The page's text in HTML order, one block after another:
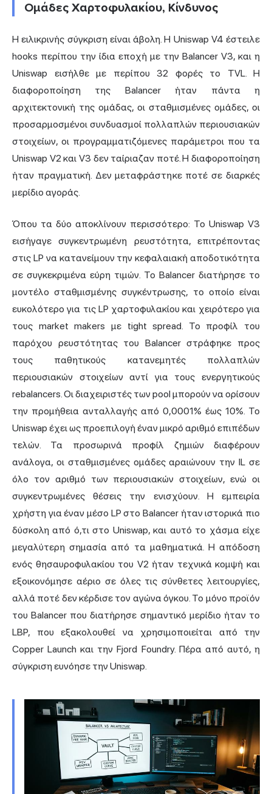
Ομάδες Χαρτοφυλακίου, Κίνδυνος
Η ειλικρινής σύγκριση είναι άβολη. Η Uniswap V4 έστειλε
hooks περίπου την ίδια εποχή με την Balancer V3, και η
Uniswap εισήλθε με περίπου 32 φορές το TVL. Η
διαφοροποίηση της Balancer ήταν πάντα η
αρχιτεκτονική της ομάδας, οι σταθμισμένες ομάδες, οι
προσαρμοσμένοι συνδυασμοί πολλαπλών περιουσιακών
στοιχείων, οι προγραμματιζόμενες παράμετροι που τα
Uniswap V2 και V3 δεν ταίριαζαν ποτέ. Η διαφοροποίηση
ήταν πραγματική. Δεν μεταφράστηκε ποτέ σε διαρκές
μερίδιο αγοράς.
Όπου τα δύο αποκλίνουν περισσότερο: Το Uniswap V3
εισήγαγε συγκεντρωμένη ρευστότητα, επιτρέποντας
στις LP να κατανείμουν την κεφαλαιακή αποδοτικότητα
σε συγκεκριμένα εύρη τιμών. Το Balancer διατήρησε το
μοντέλο σταθμισμένης συγκέντρωσης, το οποίο είναι
ευκολότερο για τις LP χαρτοφυλακίου και χειρότερο για
τους market makers με tight spread. Το προφίλ του
παρόχου ρευστότητας του Balancer στράφηκε προς
τους παθητικούς κατανεμητές πολλαπλών
περιουσιακών στοιχείων αντί για τους ενεργητικούς
rebalancers. Οι διαχειριστές των pool μπορούν να ορίσουν
την προμήθεια ανταλλαγής από 0,0001% έως 10%. Το
Uniswap έχει ως προεπιλογή έναν μικρό αριθμό επιπέδων
τελών. Τα προσωρινά προφίλ ζημιών διαφέρουν
ανάλογα, οι σταθμισμένες ομάδες αραιώνουν την IL σε
όλο τον αριθμό των περιουσιακών στοιχείων, ενώ οι
συγκεντρωμένες θέσεις την ενισχύουν. Η εμπειρία
χρήστη για έναν μέσο LP στο Balancer ήταν ιστορικά πιο
δύσκολη από ό,τι στο Uniswap, και αυτό το χάσμα είχε
μεγαλύτερη σημασία από τα μαθηματικά. Η απόδοση
ενός θησαυροφυλακίου του V2 ήταν τεχνικά κομψή και
εξοικονόμησε αέριο σε όλες τις σύνθετες λειτουργίες,
αλλά ποτέ δεν κέρδισε τον αγώνα όγκου. Το μόνο προϊόν
του Balancer που διατήρησε σημαντικό μερίδιο ήταν το
LBP, που εξακολουθεί να χρησιμοποιείται από την
Copper Launch και την Fjord Foundry. Πέρα από αυτό, η
σύγκριση ευνόησε την Uniswap.